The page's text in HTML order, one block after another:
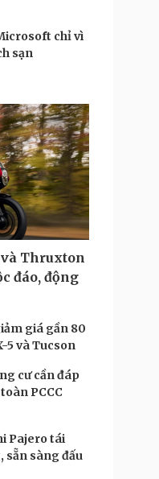
chỉ vì
sạn
Thruxton
đáo, động
giá gần 80
5 và Tucson
cư cần đáp
PCCC
Pajero tái
sẵn sàng đấu